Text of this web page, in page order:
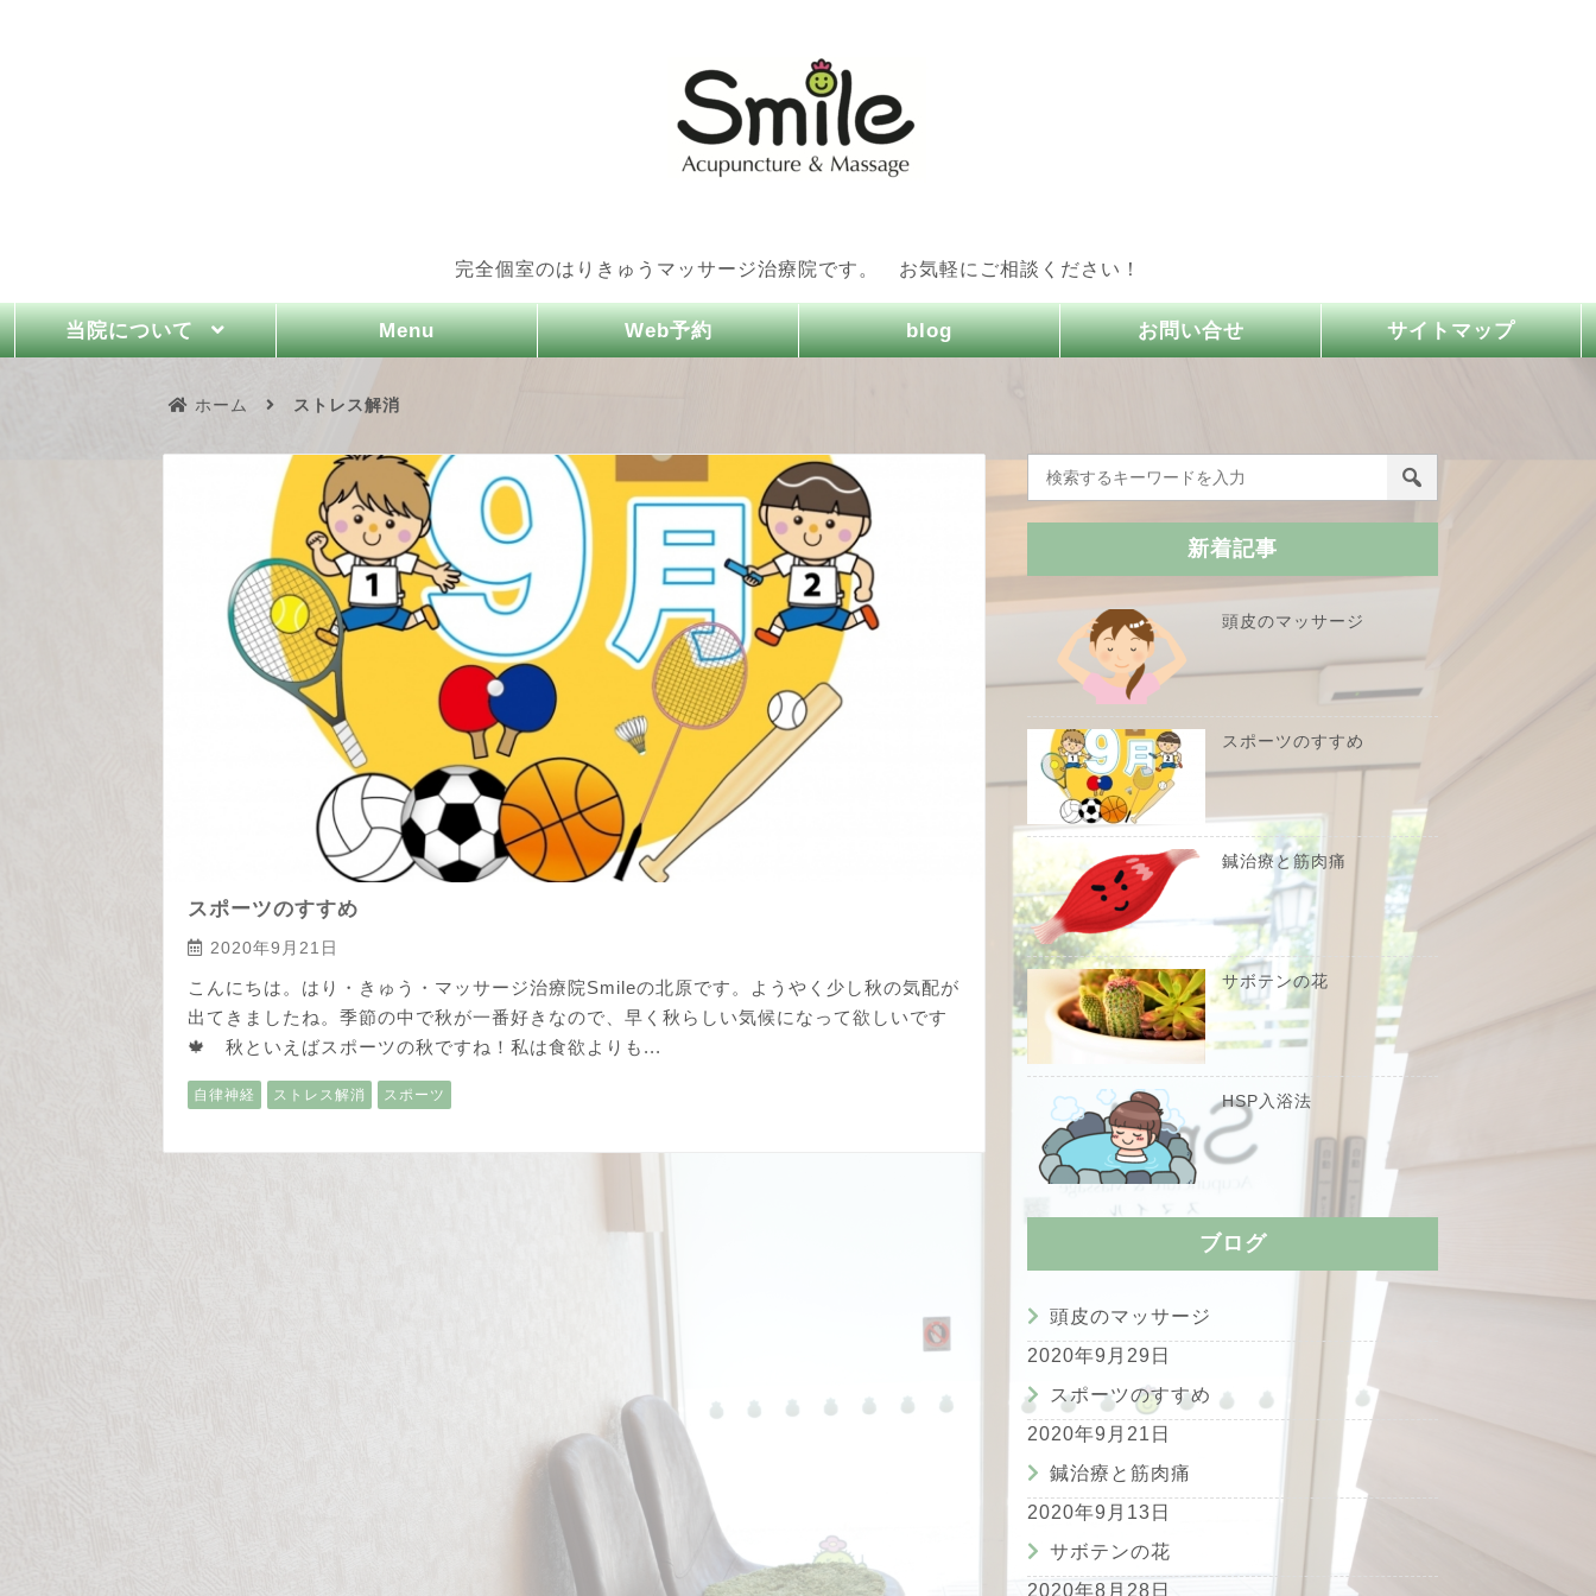
完全個室のはりきゅうマッサージ治療院です。 お気軽にご相談ください！
当院について Menu Web予約 blog お問い合せ サイトマップ
ホーム ストレス解消
スポーツのすすめ
2020年9月21日
こんにちは。はり・きゅう・マッサージ治療院Smileの北原です。ようやく少し秋の気配が
出てきましたね。季節の中で秋が一番好きなので、早く秋らしい気候になって欲しいです
🍁 秋といえばスポーツの秋ですね！私は食欲よりも...
自律神経 ストレス解消 スポーツ
新着記事
頭皮のマッサージ
スポーツのすすめ
鍼治療と筋肉痛
サボテンの花
HSP入浴法
ブログ
頭皮のマッサージ
2020年9月29日
スポーツのすすめ
2020年9月21日
鍼治療と筋肉痛
2020年9月13日
サボテンの花
2020年8月28日